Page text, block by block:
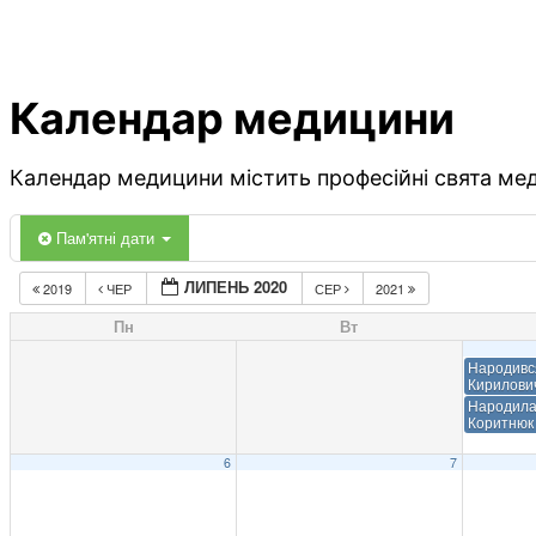
Календар медицини
Календар медицини містить професійні свята
Пам'ятні дати
2019 ЧЕР ЛИПЕНЬ 2020 СЕР 2021
Пн Вт
Коритнюк
6 7